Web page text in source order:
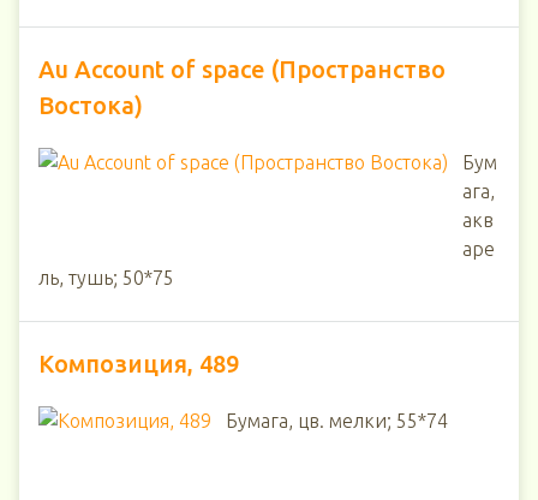
Au Account of space (Пространство
Востока)
Бум
ага,
акв
аре
ль, тушь; 50*75
Композиция, 489
Бумага, цв. мелки; 55*74